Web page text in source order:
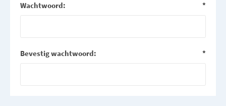
Wachtwoord: *
Bevestig wachtwoord: *